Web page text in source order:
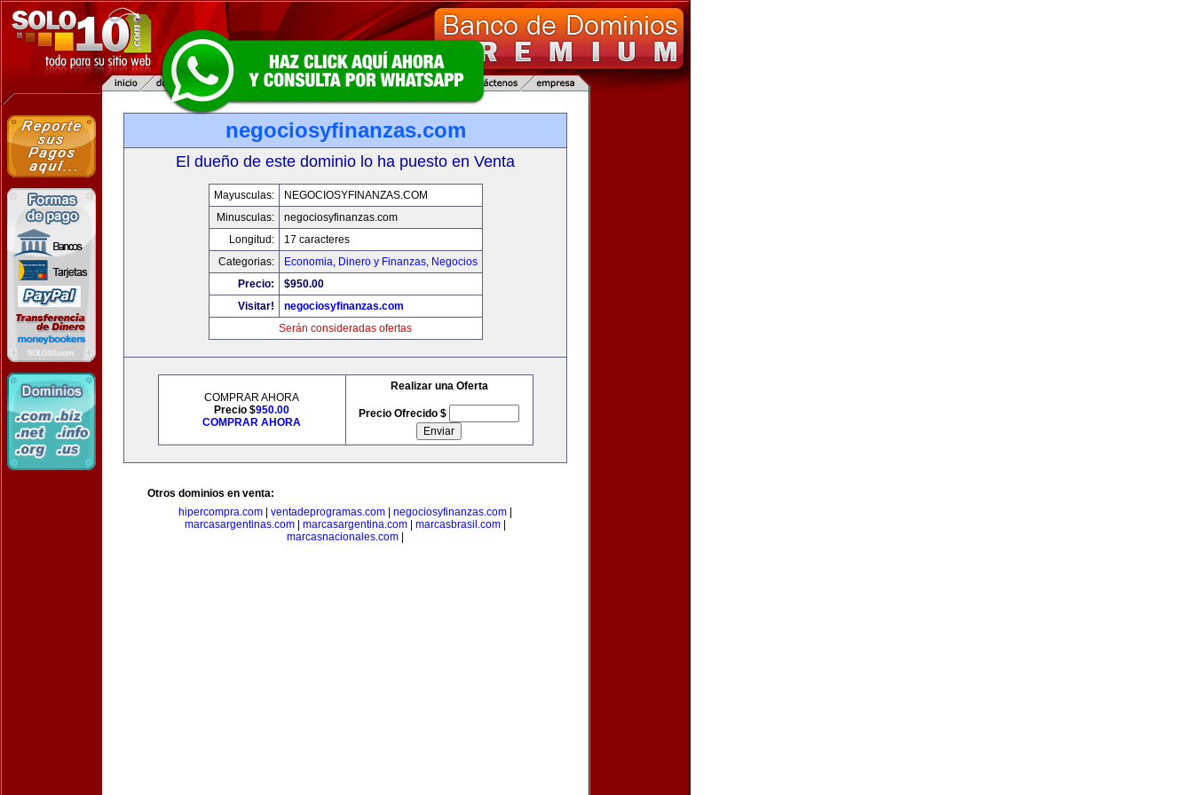
negociosyfinanzas.com
El dueño de este dominio lo ha puesto en Venta
Mayusculas:
NEGOCIOSYFINANZAS.COM
Minusculas:
negociosyfinanzas.com
Longitud:
17 caracteres
Categorias:
Economia, Dinero y Finanzas, Negocios
Precio:
$950.00
Visitar!
negociosyfinanzas.com
Serán consideradas ofertas
COMPRAR AHORA
Precio $950.00
COMPRAR AHORA
Realizar una Oferta
Precio Ofrecido $
Otros dominios en venta:
hipercompra.com
ventadeprogramas.com negociosyfinanzas.com
marcasargentinas.com
marcasargentina.com marcasbrasil.com
marcasnacionales.com